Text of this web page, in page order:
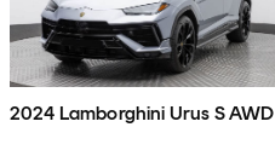
2024 Lamborghini Urus S AWD